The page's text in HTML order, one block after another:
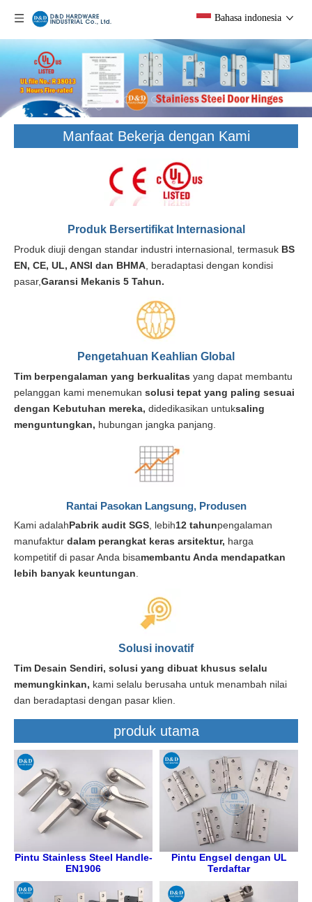
Bahasa indonesia
Manfaat Bekerja dengan Kami
Produk Bersertifikat Internasional
Produk diuji dengan standar industri internasional, termasuk BS
EN, CE, UL, ANSI dan BHMA , beradaptasi dengan kondisi
pasar,Garansi Mekanis 5 Tahun.
Pengetahuan Keahlian Global
Tim berpengalaman yang berkualitas yang dapat membantu
pelanggan kami menemukan solusi tepat yang paling sesuai
dengan Kebutuhan mereka, didedikasikan untuksaling
menguntungkan, hubungan jangka panjang.
Rantai Pasokan Langsung, Produsen
Kami adalahPabrik audit SGS , lebih12 tahunpengalaman
manufaktur dalam perangkat keras arsitektur, harga
kompetitif di pasar Anda bisamembantu Anda mendapatkan
lebih banyak keuntungan
Solusi inovatif
Tim Desain Sendiri, solusi yang dibuat khusus selalu
memungkinkan, kami selalu berusaha untuk menambah nilai
dan beradaptasi dengan pasar klien.
produk utama
Pintu Stainless Steel Handle-
EN1906
Pintu Engsel dengan UL
Terdaftar